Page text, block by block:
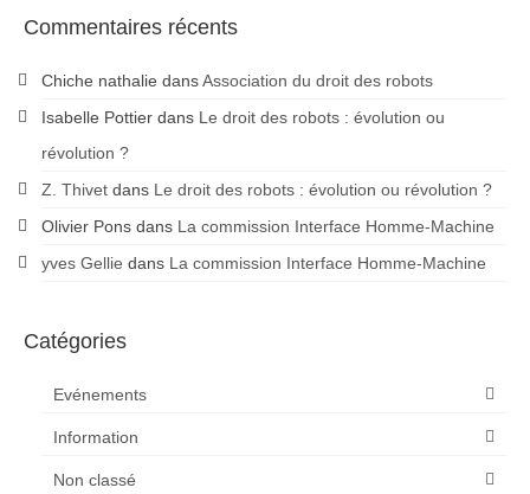
Commentaires récents
Chiche nathalie dansAssociation du droit des robots
Isabelle Pottier dans Le droit des robots : évolution ou
révolution ?
Z. Thivet dans Le droit des robots : évolution ou révolution ?
Olivier Pons dans La commission Interface Homme-Machine
yves Gellie dans La commission Interface Homme-Machine
Catégories
Evénements
Information
Non classé